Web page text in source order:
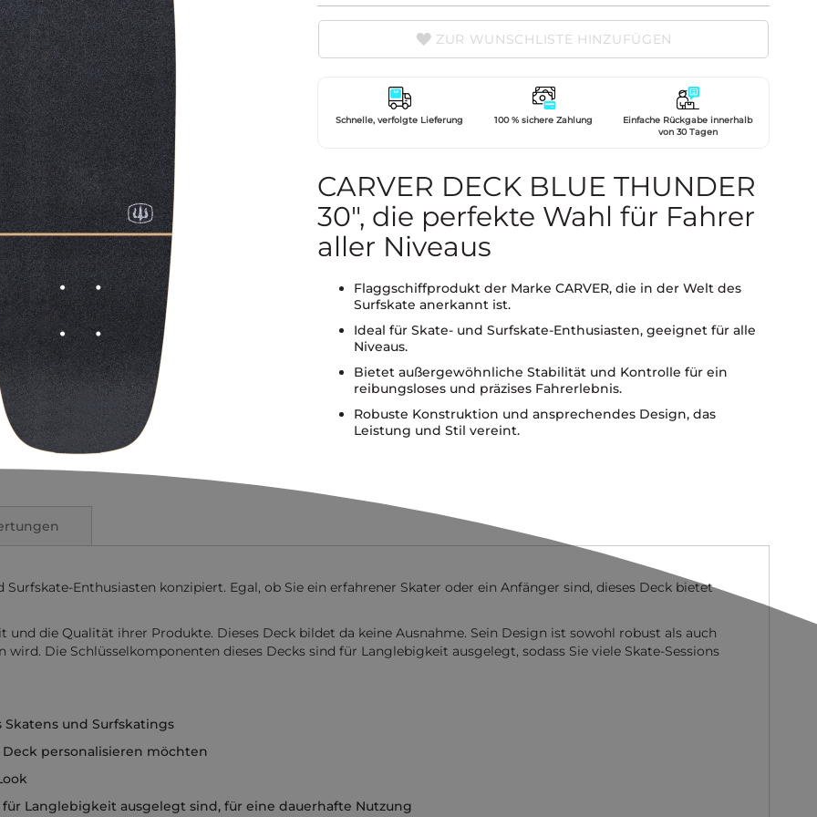
ZUR WUNSCHLISTE HINZUFÜGEN
Schnelle, verfolgte Lieferung 100 % sichere Zahlung
Einfache Rückgabe innerhalb
von 30 Tagen
CARVER DECK BLUE THUNDER
30", die perfekte Wahl für Fahrer
aller Niveaus
Flaggschiffprodukt der Marke CARVER, die in der Welt des
Surfskate anerkannt ist.
Ideal für Skate- und Surfskate-Enthusiasten, geeignet für alle
Niveaus.
Bietet außergewöhnliche Stabilität und Kontrolle für ein
reibungsloses und präzises Fahrerlebnis.
Robuste Konstruktion und ansprechendes Design, das
Leistung und Stil vereint.
Enthusiasten konzipiert. Egal, ob Sie ein erfahrener Skater oder ein Anfänger sind, dieses Deck bietet
die Qualität ihrer Produkte. Dieses Deck bildet da keine Ausnahme. Sein Design ist sowohl robust als auch
Die Schlüsselkomponenten dieses Decks sind für Langlebigkeit ausgelegt, sodass Sie viele Skate-Sessions
Skatens und Surfskatings
personalisieren möchten
Langlebigkeit ausgelegt sind, für eine dauerhafte Nutzung